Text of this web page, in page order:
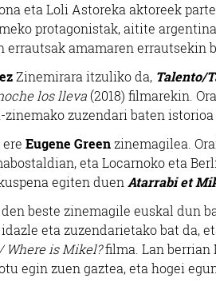
eta Loli Astoreka aktoreek
protagonistak, aitite
errautsak amamaren errautsekin
Zinemirara itzuliko da, Talento/
los lleva(2018) filmarekin.
zuzendari baten
Eugene Green zinemagilea.
eta Locarnoko eta
egiten duen Atarrabi et
beste zinemagile euskal dun
eta zuzendarietako bat da,
Where is Mikel?filma. Lan berrian
egin zuen gaztea, eta hogei